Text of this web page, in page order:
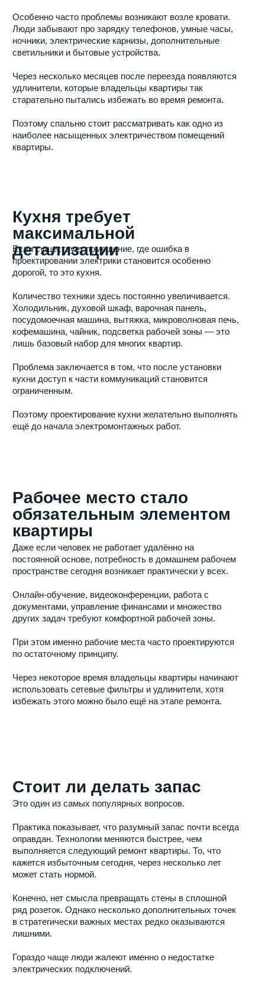
Это один из самых популярных вопросов.
выполняется следующий ремонт квартиры. То, что
кажется избыточным сегодня, через несколько лет
может стать нормой.
ряд розеток. Однако несколько дополнительных точек
в стратегически важных местах редко оказываются
лишними.
Гораздо чаще люди жалеют именно о недостатке
Стоит ли делать запас
Среди всех инженерных систем квартиры электрика
сложно модернизировать после завершения ремонта.
Если заменить мебель или обновить отделку можно
относительно безболезненно, то перенос розеток почти
восстановлением отделки.
Именно поэтому профессиональные строители
рекомендуют внимательно относиться к
проектированию электрической сети ещё до начала
работ.
электрике считается
плохой идеей
Часто-задаваемые вопросы
ошибок монтажа, а из-за недостаточного планирования.
Именно поэтому проектирование электрической сети
стоит рассматривать не как техническую формальность,
а как важную часть будущего комфорта.
Вывод
момент. Гораздо эффективнее заранее определить
расположение мебели, техники и рабочих зон, а затем
уже формировать схему электрических точек. Такой
подход позволяет избежать большинства проблем,
которые владельцы квартир обычно обнаруживают уже
после завершения ремонта под ключ.
Что делать дальше
Хотите переехать в новую
квартиру с чемоданом, а не
с рулеткой и списком
покупок?
Заезжай — это ремонт, где мы делаем всё, чтобы
вы просто жили. Оставьте заявку — расскажем,